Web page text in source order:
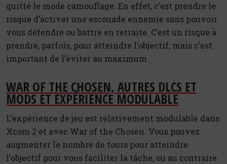
quitté le mode camouflage. En effet, c’est prendre le
risque d’activer une escouade ennemie sans pouvoir
vous défendre ou battre en retraite. C’est un risque à
prendre, parfois, pour atteindre l’objectif, mais c’est
important de l’éviter au maximum.
WAR OF THE CHOSEN, AUTRES DLCS ET
MODS ET EXPÉRIENCE MODULABLE
L’expérience de jeu est relativement modulable dans
Xcom 2 et avec War of the Chosen. Vous pouvez
augmenter le nombre de tours pour atteindre
l’objectif pour vous faciliter la tâche, ou au contraire